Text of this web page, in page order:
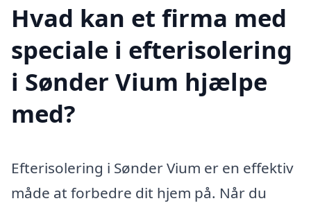
Hvad kan et firma med
speciale i efterisolering
i Sønder Vium hjælpe
med?
Efterisolering i Sønder Vium er en effektiv
måde at forbedre dit hjem på. Når du